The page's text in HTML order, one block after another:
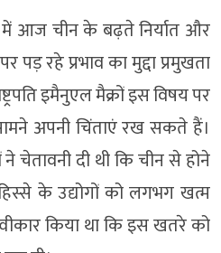
आज चीन के बढ़ते निर्यात और
पड़ रहे प्रभाव का मुद्दा प्रमुखता
इमैनुएल मैक्रों इस विषय पर
अपनी चिंताएं रख सकते हैं।
चेतावनी दी थी कि चीन से होने
के उद्योगों को लगभग खत्म
किया था कि इस खतरे को